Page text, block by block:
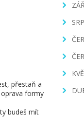
přestaň a
formy
budeš mít